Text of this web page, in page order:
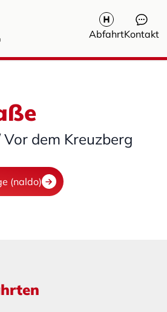
AbfahrtKontakt
dem Kreuzberg
(naldo)